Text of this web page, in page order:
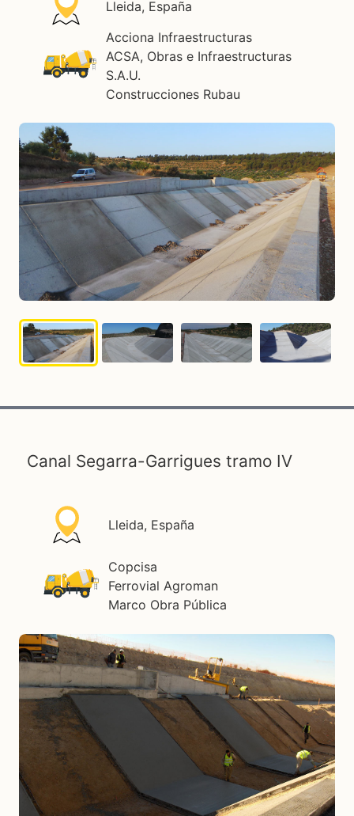
Lleida, España
Acciona Infraestructuras
ACSA, Obras e Infraestructuras
S.A.U.
Construcciones Rubau
Canal Segarra-Garrigues tramo IV
Lleida, España
Copcisa
Ferrovial Agroman
Marco Obra Pública